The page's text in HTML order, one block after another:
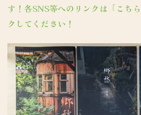
す！各SNS等へのリンクは「こち
クしてください！